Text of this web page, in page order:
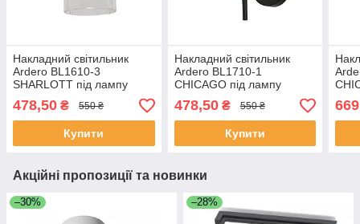
Накладний світильник
Ardero BL1610-3
SHARLOTT під лампу
хром
478,50 ₴ 550 ₴
Купити
Накладний світильник
Ardero BL1710-1
CHICAGO під лампу
чорний
478,50₴ 550 ₴
Купити
Акційні пропозиції та новинки
–30% –28%